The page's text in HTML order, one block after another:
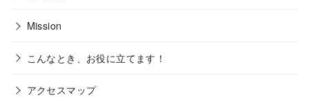
Mission
こんなとき、お役に立てます！
アクセスマップ